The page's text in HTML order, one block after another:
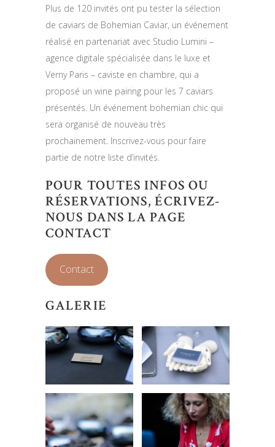
Plus de 120 invités ont pu tester la sélection
de caviars de Bohemian Caviar, un événement
réalisé en partenariat avec Studio Lumini –
agence digitale spécialisée dans le luxe et
Verny Paris – caviste en chambre, qui a
proposé un wine pairing pour les 7 caviars
présentés. Un événement bohemian chic qui
sera organisé de nouveau très
prochainement. Inscrivez-vous pour faire
partie de notre liste d’invités.
POUR TOUTES INFOS OU
RÉSERVATIONS, ÉCRIVEZ-
NOUS DANS LA PAGE
CONTACT
Contact
GALERIE